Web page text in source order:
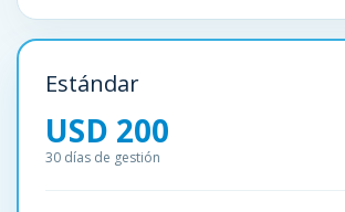
Estándar
USD 200
30 días de gestión